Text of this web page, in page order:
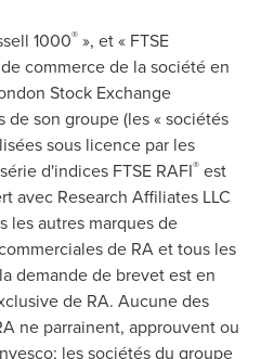
1000® », et « FTSE
commerce de la société en
Stock Exchange
son groupe (les « sociétés
sous licence par les
d'indices FTSE RAFI® est
avec Research Affiliates LLC
les autres marques de
de RA et tous les
demande de brevet est en
de RA. Aucune des
ne parrainent, approuvent ou
les sociétés du groupe